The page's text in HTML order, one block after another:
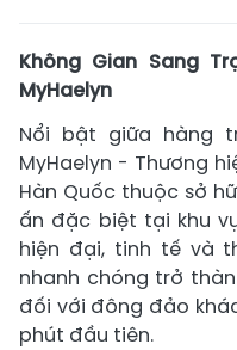
Không Gian Sang
MyHaelyn
Nổi bật giữa hàng
MyHaelyn - Thương
Hàn Quốc thuộc sở
ấn đặc biệt tại khu
hiện đại, tinh tế và
nhanh chóng trở
đối với đông đảo
phút đầu tiên.